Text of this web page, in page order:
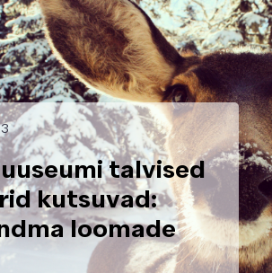
talvised
kutsuvad:
loomade